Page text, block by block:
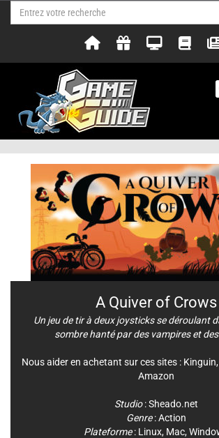
A Quiver of Crows
Un jeu de tir à deux joysticks se déroulant
sombre hanté par des vampires et
Nous aider en achetant sur ces sites : Kinguin,
Amazon
Studio:Sheado.net
Genre:Action
Plateforme: Linux, Mac,